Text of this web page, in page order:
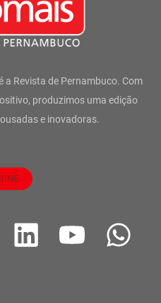
a Revista de Pernambuco. Com
produzimos uma edição
e inovadoras.
L
Y
W